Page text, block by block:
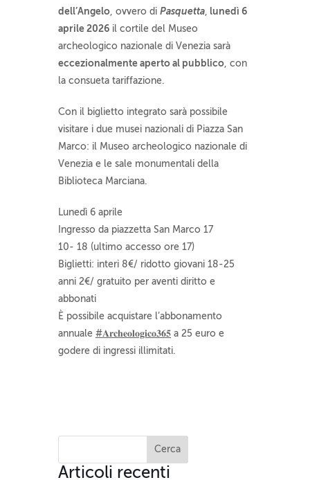
dell’Angelo , ovvero di Pasquetta lunedì 6
aprile 2026 il cortile del Museo
archeologico nazionale di Venezia sarà
eccezionalmente aperto al pubblico , con
la consueta tariffazione.
Con il biglietto integrato sarà possibile
visitare i due musei nazionali di Piazza San
Marco: il Museo archeologico nazionale di
Venezia e le sale monumentali della
Biblioteca Marciana.
Lunedì 6 aprile
Ingresso da piazzetta San Marco 17
10- 18 (ultimo accesso ore 17)
Biglietti: interi 8€/ ridotto giovani 18-25
anni 2€/ gratuito per aventi diritto e
abbonati
È possibile acquistare l’abbonamento
annuale #𝐀𝐫𝐜𝐡𝐞𝐨𝐥𝐨𝐠𝐢𝐜𝐨𝟑𝟔𝟓 a 25 euro e
godere di ingressi illimitati.
Articoli recenti